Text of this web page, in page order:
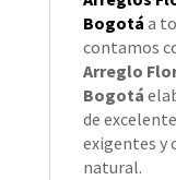
Bogotá a
contamos
Arreglo
Bogotá
de
exigentes y
natural.